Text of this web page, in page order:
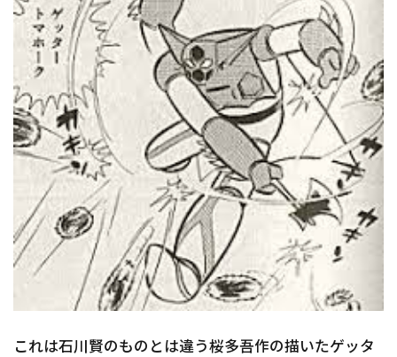
これは石川賢のものとは違う桜多吾作の描いたゲッタ